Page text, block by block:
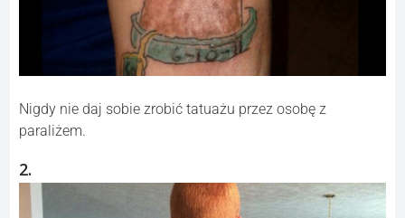
Nigdy nie daj sobie zrobić tatuażu przez osobę z
paraliżem.
2.